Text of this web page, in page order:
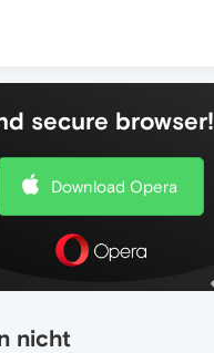
secure browser!
Download Opera
nicht